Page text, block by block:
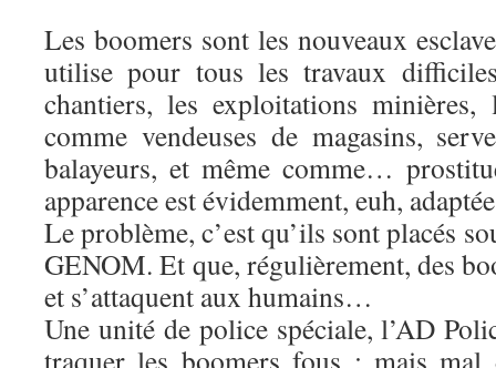
Les boomers sont les nouveaux
utilise pour tous les travaux
chantiers, les exploitations minières,
comme vendeuses de magasins,
balayeurs, et même comme…
apparence est évidemment, euh,
Le problème, c’est qu’ils sont placés
GENOM. Et que, régulièrement, des
et s’attaquent aux humains…
Une unité de police spéciale, l’AD
traquer les boomers fous ; mais mal